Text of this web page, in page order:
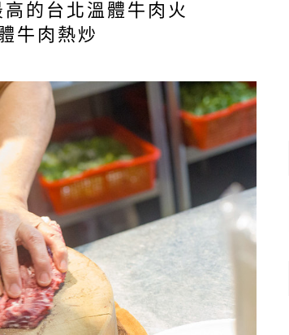
的台北溫體牛肉火
牛肉熱炒